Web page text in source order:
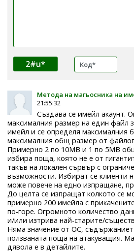
2#u*
Метода на магьосника на
21:55:32
Създава се имейл акаунт.
максималния размер на един файл
имейл и се определя максималния
максималния общ размер от
Примерно 2 по 10MB и 1 по 5MB
избира поща, която не е от
такъв на локален сървър с
възможности. Избират се клиенти
може повече на едно изпращане,
До целта се изпращат колкото се
примерно 200 имейла с
по-горе. Огромното количество
и/или изтрива най-старите/
Няма значение от ОС,
ползваната поща на атакуващия.
дявола е в детайлите.